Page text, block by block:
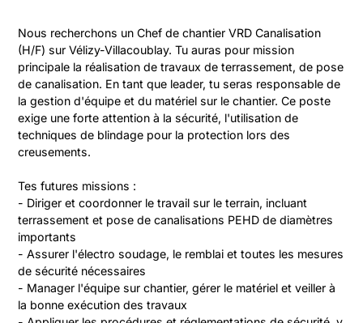
Nous recherchons un Chef de chantier VRD Canalisation
(H/F) sur Vélizy-Villacoublay. Tu auras pour mission
principale la réalisation de travaux de terrassement, de pose
de canalisation. En tant que leader, tu seras responsable de
la gestion d'équipe et du matériel sur le chantier. Ce poste
exige une forte attention à la sécurité, l'utilisation de
techniques de blindage pour la protection lors des
creusements.
Tes futures missions :
- Diriger et coordonner le travail sur le terrain, incluant
terrassement et pose de canalisations PEHD de diamètres
importants
- Assurer l'électro soudage, le remblai et toutes les mesures
de sécurité nécessaires
- Manager l'équipe sur chantier, gérer le matériel et veiller à
la bonne exécution des travaux